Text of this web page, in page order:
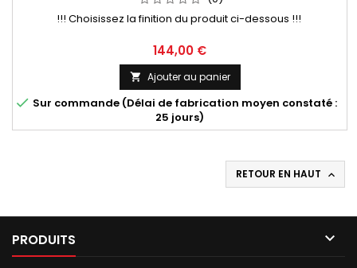
!!! Choisissez la finition du produit ci-dessous !!!
Prix
144,00 €
 Ajouter au panier
 Sur commande (Délai de fabrication moyen constaté :
25 jours)
RETOUR EN HAUT 
PRODUITS 